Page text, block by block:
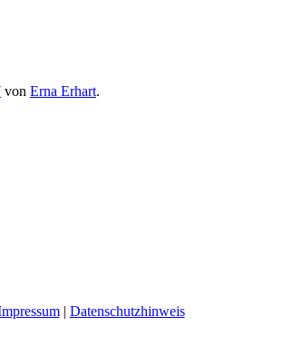
von Erna Erhart.
| Datenschutzhinweis